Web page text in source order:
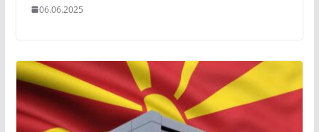
06.06.2025